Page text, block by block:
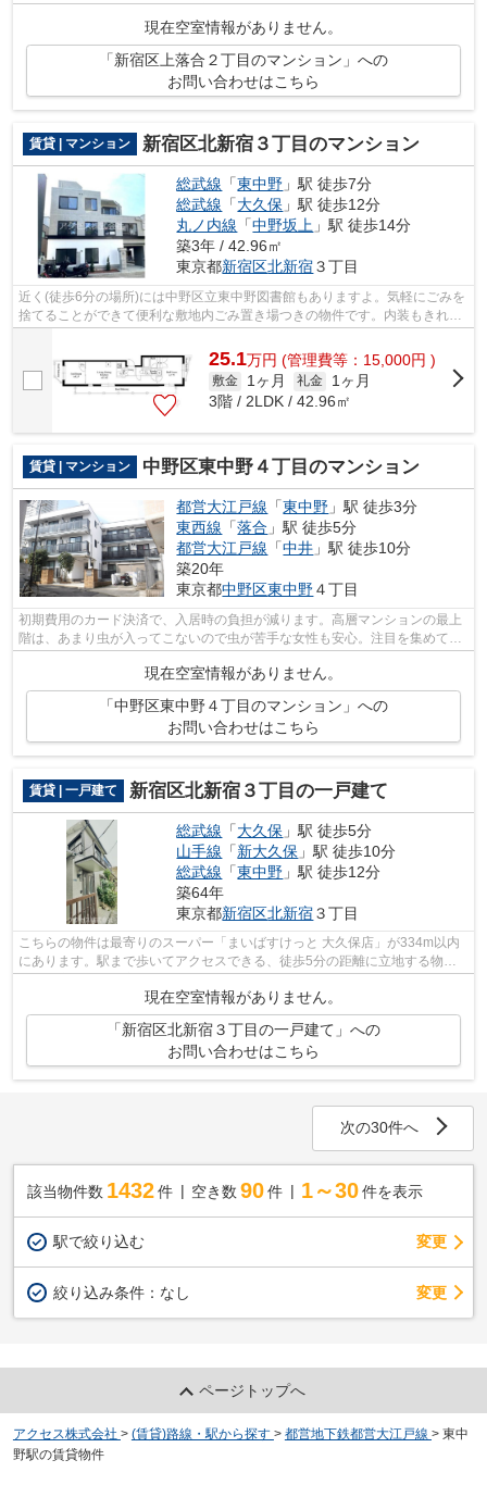
合わせて使い分けができます。初期費用...
現在空室情報がありません。
「新宿区上落合２丁目のマンション」への
お問い合わせはこちら
賃貸 | マンション 新宿区北新宿３丁目のマンション
総武線 「東中野 」駅 徒歩7分
総武線 「大久保 」駅 徒歩12分
丸ノ内線 「中野坂上 」駅 徒歩14分
築3年 / 42.96㎡
東京都新宿区北新宿３丁目
近く(徒歩6分の場所)には中野区立東中野図書館もありますよ。気軽にごみを
捨てることができて便利な敷地内ごみ置き場つきの物件です。内装もきれい
な一押しの築浅物件です。きれい好き...
25.1万円 (管理費等：15,000円 )
敷金 1ヶ月 礼金
1ヶ月
3階 / 2LDK / 42.96㎡
賃貸 | マンション 中野区東中野４丁目のマンション
都営大江戸線 「東中野 」駅 徒歩3分
東西線 「落合 」駅 徒歩5分
都営大江戸線 「中井 」駅 徒歩10分
築20年
東京都中野区東中野４丁目
初期費用のカード決済で、入居時の負担が減ります。高層マンションの最上
階は、あまり虫が入ってこないので虫が苦手な女性も安心。注目を集めてい
るのが、敷地内ごみ置き場のある物件...
現在空室情報がありません。
「中野区東中野４丁目のマンション」への
お問い合わせはこちら
賃貸 | 一戸建て 新宿区北新宿３丁目の一戸建て
総武線 「大久保 」駅 徒歩5分
山手線 「新大久保 」駅 徒歩10分
総武線 「東中野 」駅 徒歩12分
築64年
東京都新宿区北新宿３丁目
こちらの物件は最寄りのスーパー「まいばすけっと 大久保店」が334m以内
にあります。駅まで歩いてアクセスできる、徒歩5分の距離に立地する物件
現在空室情報がありません。
「新宿区北新宿３丁目の一戸建て」への
お問い合わせはこちら
次の30件へ
該当物件数 1432件 空き数 90 件 1～30 件を表示
駅で絞り込む 変更
絞り込み条件： なし 変更
ページトップへ
アクセス株式会社 > (賃貸)路線・駅から探す > 都営地下鉄都営大江戸線 > 東中
野駅の賃貸物件